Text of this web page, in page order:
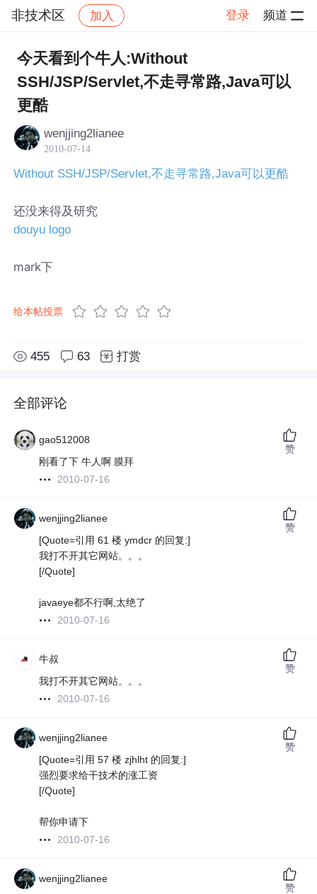
非技术区 加入 登录 频道
社区 非技术区 帖子详情
今天看到个牛人:Without
SSH/JSP/Servlet,不走寻常路,Java可以
更酷
wenjjing2lianee
2010-07-14
Without SSH/JSP/Servlet,不走寻常路,Java可以更酷
还没来得及研究
douyu logo
mark下
给本帖投票
455 63 打赏
全部评论
gao512008
刚看了下 牛人啊 膜拜
2010-07-16
赞
wenjjing2lianee
[Quote=引用 61 楼 ymdcr 的回复:]
我打不开其它网站。。。
[/Quote]
javaeye都不行啊,太绝了
2010-07-16
赞
牛叔
我打不开其它网站。。。
2010-07-16
赞
wenjjing2lianee
[Quote=引用 57 楼 zjhlht 的回复:]
强烈要求给干技术的涨工资
[/Quote]
帮你申请下
2010-07-16
赞
wenjjing2lianee
赞